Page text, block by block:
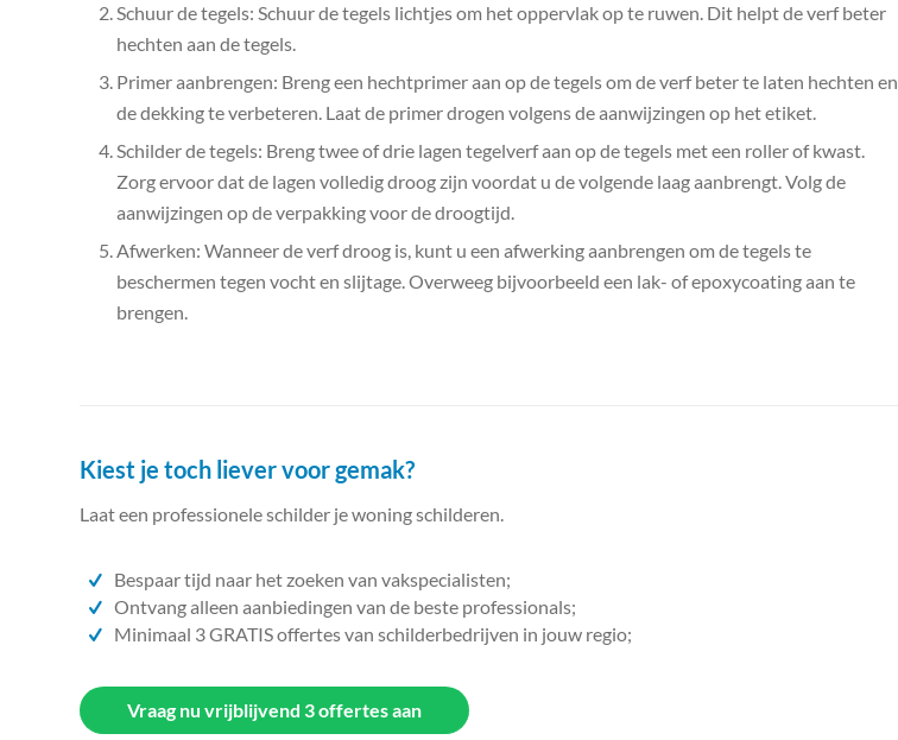
Schuur de tegels: Schuur de tegels lichtjes om het oppervlak op te ruwen. Dit helpt de verf beter
hechten aan de tegels.
Primer aanbrengen: Breng een hechtprimer aan op de tegels om de verf beter te laten hechten en
de dekking te verbeteren. Laat de primer drogen volgens de aanwijzingen op het etiket.
Schilder de tegels: Breng twee of drie lagen tegelverf aan op de tegels met een roller of kwast.
Zorg ervoor dat de lagen volledig droog zijn voordat u de volgende laag aanbrengt. Volg de
aanwijzingen op de verpakking voor de droogtijd.
Afwerken: Wanneer de verf droog is, kunt u een afwerking aanbrengen om de tegels te
beschermen tegen vocht en slijtage. Overweeg bijvoorbeeld een lak- of epoxycoating aan te
brengen.
Kiest je toch liever voor gemak?
Laat een professionele schilder je woning schilderen.
Bespaar tijd naar het zoeken van vakspecialisten;
Ontvang alleen aanbiedingen van de beste professionals;
Minimaal 3 GRATIS offertes van schilderbedrijven in jouw regio;
Vraag nu vrijblijvend 3 offertes aan